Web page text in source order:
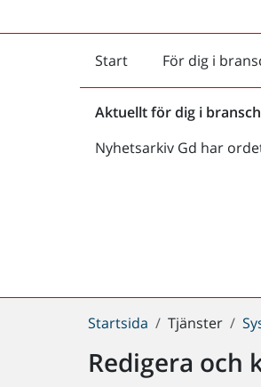
Start
Startsida För dig i
Aktuellt för dig i
Nyhetsarkiv Gd har
Du
här:
Startsida Tjänster
Redigera